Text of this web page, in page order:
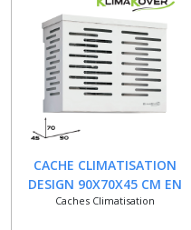
CACHE CLIMATISATION
DESIGN 90X70X45 CM EN
ALUMINIUM DE COULEUR
Caches Climatisation
résultats